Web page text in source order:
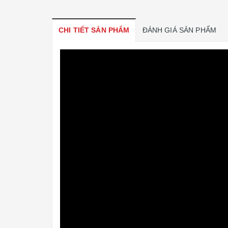
CHI TIẾT SẢN PHẨM ĐÁNH GIÁ SẢN PHẨM